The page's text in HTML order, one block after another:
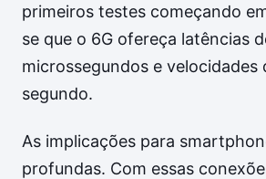
primeiros testes começando
se que o 6G ofereça latências
microssegundos e
segundo.
As implicações para
profundas. Com essas